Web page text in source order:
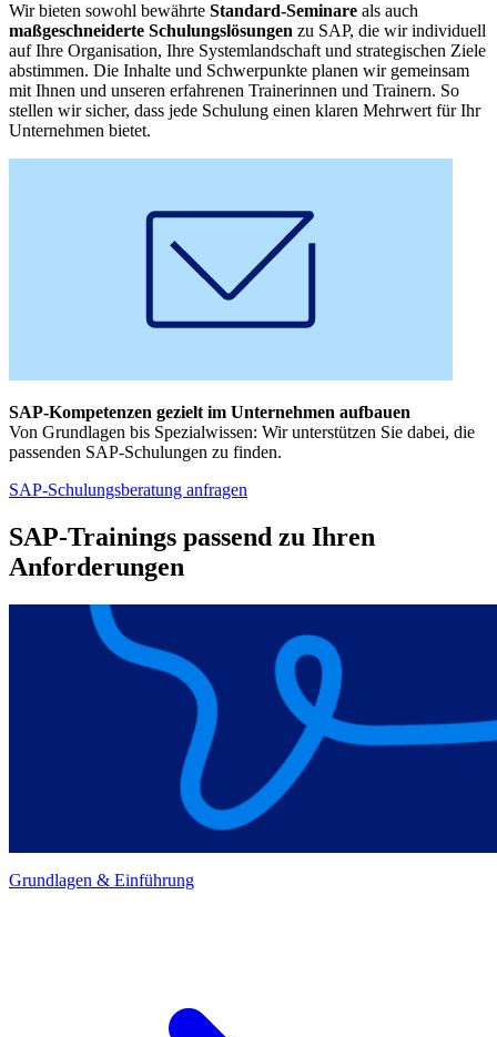
Wir bieten sowohl bewährte Standard-Seminare als auch
maßgeschneiderte Schulungslösungen zu SAP, die wir individuell
auf Ihre Organisation, Ihre Systemlandschaft und strategischen Ziele
abstimmen. Die Inhalte und Schwerpunkte planen wir gemeinsam
mit Ihnen und unseren erfahrenen Trainerinnen und Trainern. So
stellen wir sicher, dass jede Schulung einen klaren Mehrwert für Ihr
Unternehmen bietet.
SAP-Kompetenzen gezielt im Unternehmen aufbauen
Von Grundlagen bis Spezialwissen: Wir unterstützen Sie dabei, die
passenden SAP-Schulungen zu finden.
SAP-Schulungsberatung anfragen
SAP-Trainings passend zu Ihren
Anforderungen
Grundlagen & Einführung